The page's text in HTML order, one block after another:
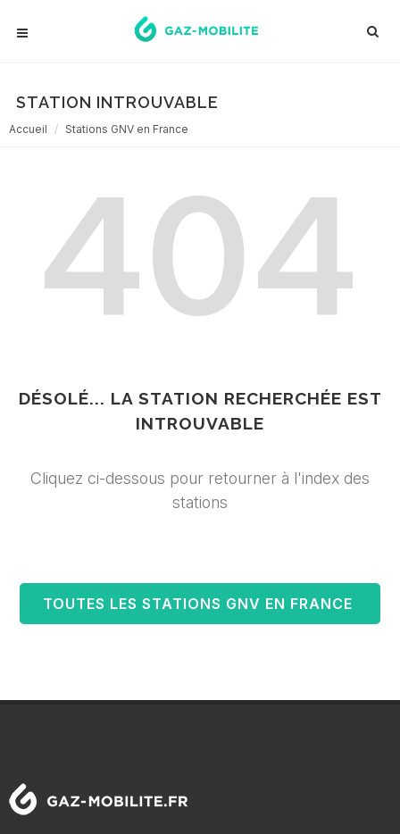
STATION INTROUVABLE
Accueil Stations GNV en France
404
DÉSOLÉ... LA STATION RECHERCHÉE EST
INTROUVABLE
Cliquez ci-dessous pour retourner à l'index des
stations
TOUTES LES STATIONS GNV EN FRANCE